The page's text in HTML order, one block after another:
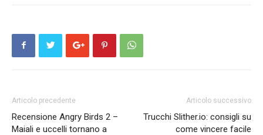
Articolo precedente
Recensione Angry Birds 2 –
Maiali e uccelli tornano a
Articolo successivo
Trucchi Slither.io: consigli su
come vincere facile